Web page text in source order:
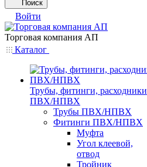
Поиск
Войти
Торговая компания АП
Каталог
Трубы, фитинги, расходники
ПВХ/НПВХ
Трубы ПВХ/НПВХ
Фитинги ПВХ/НПВХ
Муфта
Угол клеевой,
отвод
Тройник